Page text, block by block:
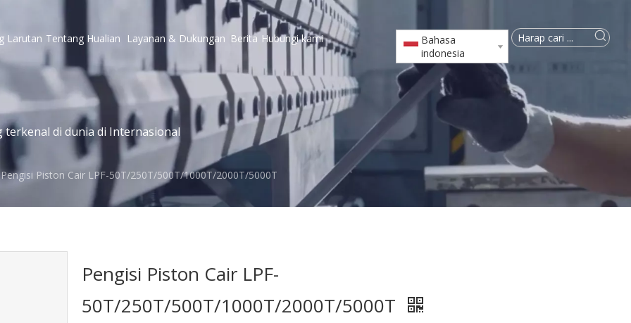
Larutan Tentang Hualian Layanan & Dukungan Berita Hubungi kami
Bahasa
indonesia
di dunia di Internasional
Pengisi Piston Cair LPF-50T/250T/500T/1000T/2000T/5000T
Pengisi Piston Cair LPF-
50T/250T/500T/1000T/2000T/5000T